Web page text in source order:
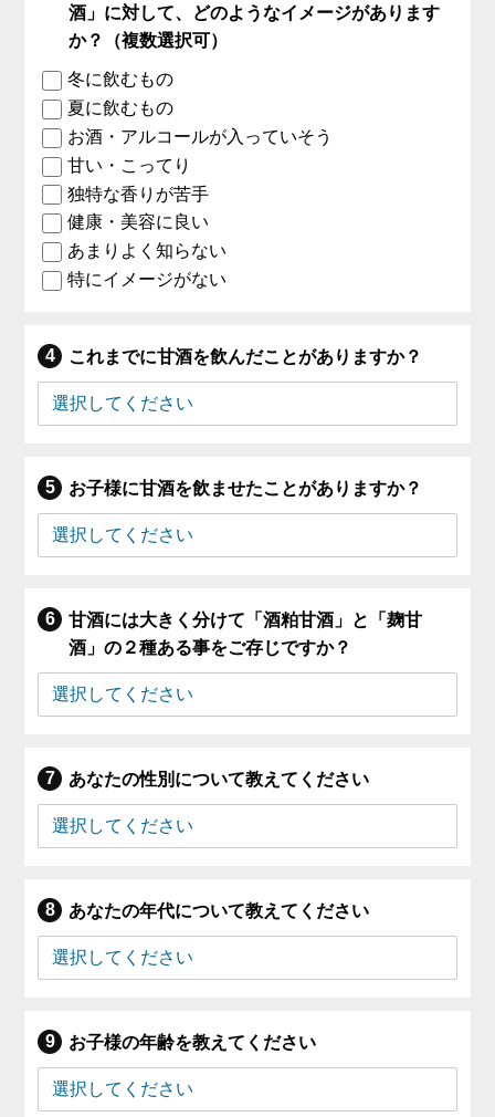
酒」に対して、どのようなイメージがあります
か？（複数選択可）
冬に飲むもの
夏に飲むもの
お酒・アルコールが入っていそう
甘い・こってり
独特な香りが苦手
健康・美容に良い
あまりよく知らない
特にイメージがない
これまでに甘酒を飲んだことがありますか？
お子様に甘酒を飲ませたことがありますか？
甘酒には大きく分けて「酒粕甘酒」と「麹甘
酒」の２種ある事をご存じですか？
あなたの性別について教えてください
あなたの年代について教えてください
お子様の年齢を教えてください